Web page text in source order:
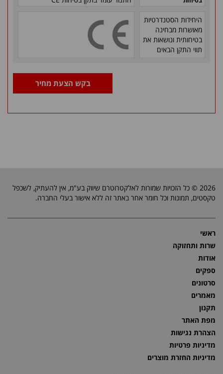
היחידות הסטנדרטיות
מאושרות מבחינה
בטיחותית ונושאות את
תווי התקן הבאים
בקש הצעת מחיר
2026 © כל הזכויות שמורות לאלקטרוטרם שיווק בע"מ, אין להעתיק, לשכפל
טקסטים, תמונות וכל חומר אחר באתר זה ללא אישור בעלי החברה.
ראשי
שרות ותחזוקה
אודות
ספקים
סרטונים
מאמרים
תקנון
מפת האתר
הצהרת נגישות
מדיניות פרטיות
מדיניות החזרת מוצרים